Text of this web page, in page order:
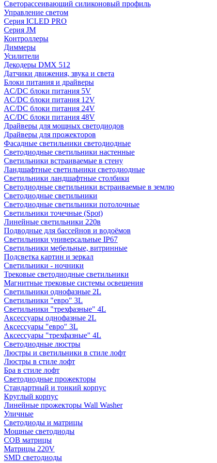
Светорассеивающий силиконовый профиль
Управление светом
Серия ICLED PRO
Серия JM
Контроллеры
Диммеры
Усилители
Декодеры DMX 512
Датчики движения, звука и света
Блоки питания и драйверы
AC/DC блоки питания 5V
AC/DC блоки питания 12V
AC/DC блоки питания 24V
AC/DC блоки питания 48V
Драйверы для мощных светодиодов
Драйверы для прожекторов
Фасадные светильники светодиодные
Светодиодные светильники настенные
Светильники встраиваемые в стену
Ландшафтные светильники светодиодные
Светильники ландшафтные столбики
Светодиодные светильники встраиваемые в землю
Светодиодные светильники
Светодиодные светильники потолочные
Светильники точечные (Spot)
Линейные светильники 220в
Подводные для бассейнов и водоёмов
Светильники универсальные IP67
Светильники мебельные, витринные
Подсветка картин и зеркал
Светильники - ночники
Трековые светодиодные светильники
Магнитные трековые системы освещения
Светильники однофазные 2L
Светильники "евро" 3L
Светильники "трехфазные" 4L
Аксессуары однофазные 2L
Аксессуары "евро" 3L
Аксессуары "трехфазные" 4L
Светодиодные люстры
Люстры и светильники в стиле лофт
Люстры в стиле лофт
Бра в стиле лофт
Светодиодные прожекторы
Стандартный и тонкий корпус
Круглый корпус
Линейные прожекторы Wall Washer
Уличные
Светодиоды и матрицы
Мощные светодиоды
COB матрицы
Матрицы 220V
SMD светодиоды